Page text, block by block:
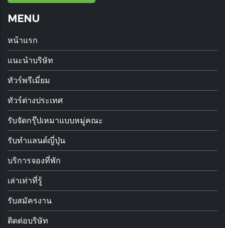
MENU
หน้าแรก
แนะนำบริษัท
ทัวร์พรีเมี่ยม
ทัวร์ต่างประเทศ
รับจัดกรุ๊ปเหมาแบบหมู่คณะ
รับทำแลนด์ญี่ปุ่น
บริการจองที่พัก
เล่าเท่าที่รู้
รับสมัครงาน
ติดต่อบริษัท